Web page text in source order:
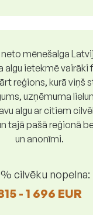
mēnešalga
algu ietekmē vairāki
reģions, kurā viņš
uzņēmuma
algu ar citiem
tajā pašā reģionā
un anonīmi.
cilvēku nopelna:
- 1 696 EUR